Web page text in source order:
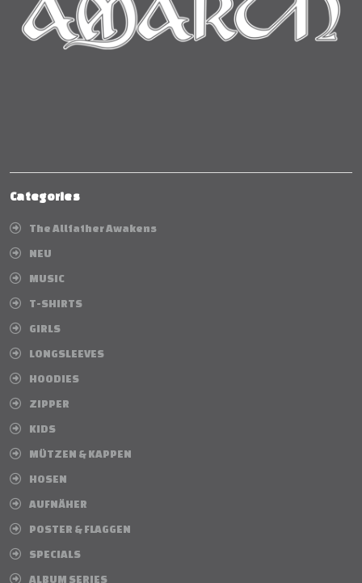
Categories
The Allfather Awakens
NEU
MUSIC
T-SHIRTS
GIRLS
LONGSLEEVES
HOODIES
ZIPPER
KIDS
MÜTZEN & KAPPEN
HOSEN
AUFNÄHER
POSTER & FLAGGEN
SPECIALS
ALBUM SERIES